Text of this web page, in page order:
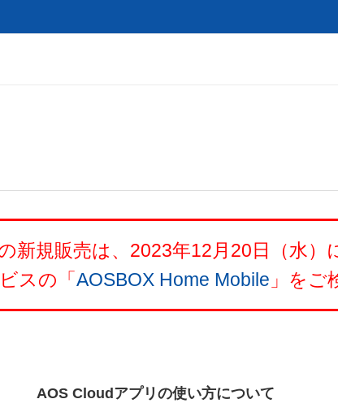
新規販売は、2023年12月20日（水）
スの「AOSBOX Home Mobile 」をご
AOS Cloudアプリの使い方について